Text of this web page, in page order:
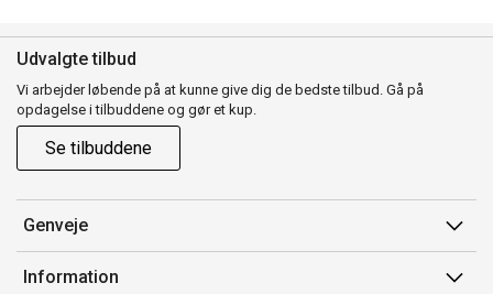
Udvalgte tilbud
Vi arbejder løbende på at kunne give dig de bedste tilbud. Gå på
opdagelse i tilbuddene og gør et kup.
Se tilbuddene
Genveje
Min side
Information